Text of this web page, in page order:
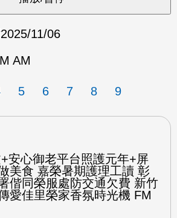
2025/11/06
AM
5 6 7 8 9
安心御老平台照護元年+屏
美食 嘉榮暑期護理工讀 彰
偕同榮服處防交通欠費 新竹
愛佳里榮家香氛時光機 FM